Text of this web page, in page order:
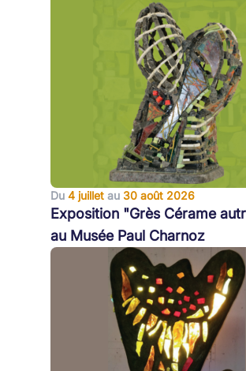
Du 4 juillet au 30 août 2026
Exposition "Grès Cérame
au Musée Paul Charnoz